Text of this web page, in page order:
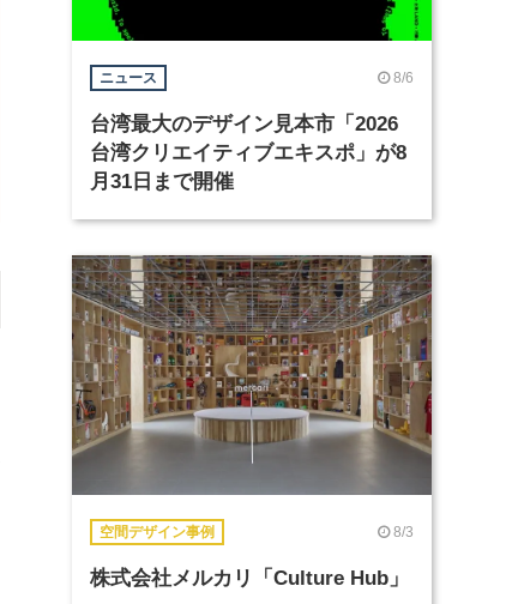
ニュース 8/6
台湾最大のデザイン見本市「2026
台湾クリエイティブエキスポ」が8
月31日まで開催
空間デザイン事例 8/3
株式会社メルカリ「Culture Hub」